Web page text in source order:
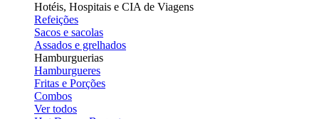
Hotéis, Hospitais e CIA de Viagens
Refeições
Sacos e sacolas
Assados e grelhados
Hamburguerias
Hamburgueres
Fritas e Porções
Combos
Ver todos